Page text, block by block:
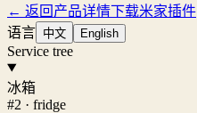
← 返回产品详情下载米家插件
语言 中文 English
Service tree
冰箱
#2 · fridge